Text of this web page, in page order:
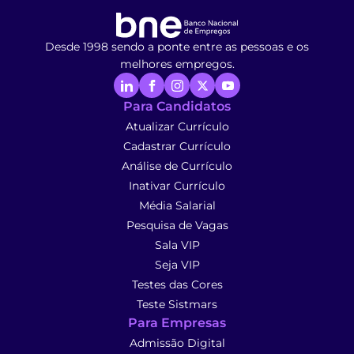
Desde 1998 sendo a ponte entre as pessoas e os
melhores empregos.
Para Candidatos
Atualizar Currículo
Cadastrar Currículo
Análise de Currículo
Inativar Currículo
Média Salarial
Pesquisa de Vagas
Sala VIP
Seja VIP
Testes das Cores
Teste Sistmars
Para Empresas
Admissão Digital